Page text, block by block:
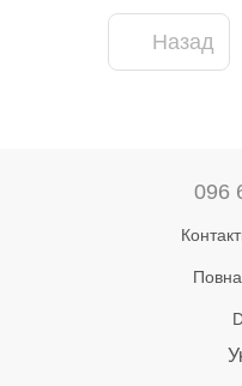
Назад
096
Повна